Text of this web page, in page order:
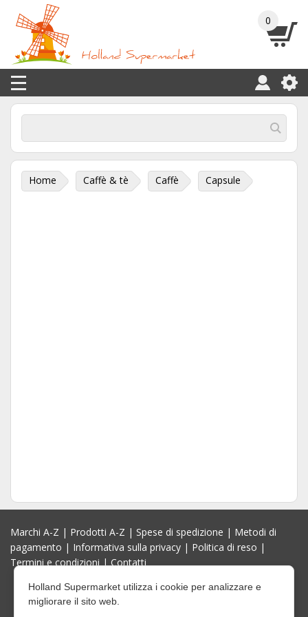
0
Home Caffè & tè Caffè Capsule
Marchi A-Z | Prodotti A-Z | Spese di spedizione | Metodi di
pagamento | Informativa sulla privacy | Politica di reso |
Termini e condizioni|Contatti
Holland Supermarket utilizza i cookie per analizzare e
migliorare il sito web.